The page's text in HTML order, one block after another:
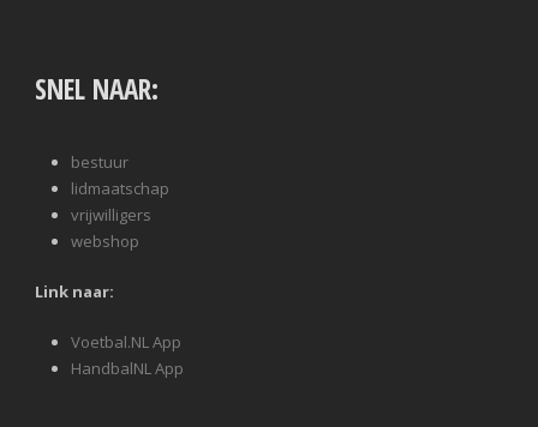
SNEL NAAR:
bestuur
lidmaatschap
vrijwilligers
webshop
Link naar:
Voetbal.NL App
HandbalNL App